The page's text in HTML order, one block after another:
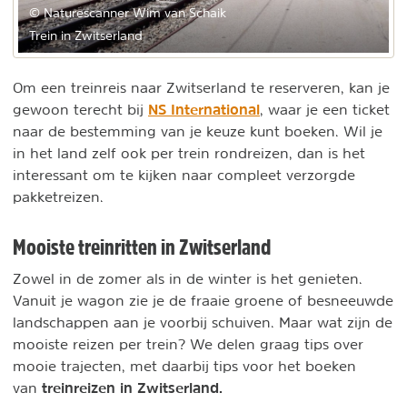
© Naturescanner Wim van Schaik
Trein in Zwitserland
Om een treinreis naar Zwitserland te reserveren, kan je
gewoon terecht bij NS International , waar je een ticket
naar de bestemming van je keuze kunt boeken. Wil je
in het land zelf ook per trein rondreizen, dan is het
interessant om te kijken naar compleet verzorgde
pakketreizen.
Mooiste treinritten in Zwitserland
Zowel in de zomer als in de winter is het genieten.
Vanuit je wagon zie je de fraaie groene of besneeuwde
landschappen aan je voorbij schuiven. Maar wat zijn de
mooiste reizen per trein? We delen graag tips over
mooie trajecten, met daarbij tips voor het boeken
van treinreizen in Zwitserland.